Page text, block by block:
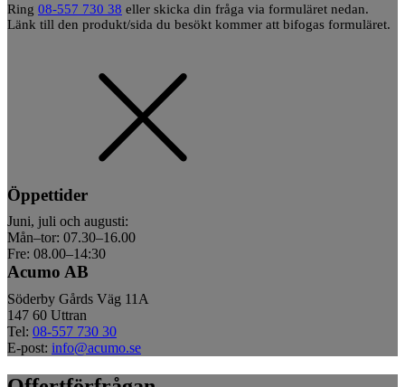
Ring 08-557 730 38 eller skicka din fråga via formuläret nedan.
Länk till den produkt/sida du besökt kommer att bifogas formuläret.
Öppettider
Juni, juli och augusti:
Mån–tor: 07.30–16.00
Fre: 08.00–14:30
Acumo AB
Söderby Gårds Väg 11A
147 60 Uttran
Tel: 08-557 730 30
E-post: info@acumo.se